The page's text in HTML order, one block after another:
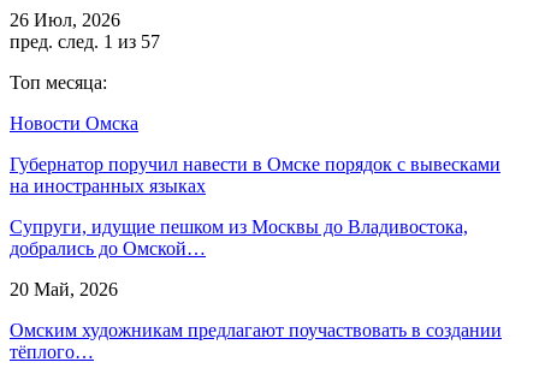
26 Июл, 2026
пред. след. 1 из 57
Топ месяца:
Новости Омска
Губернатор поручил навести в Омске порядок с вывесками
на иностранных языках
Супруги, идущие пешком из Москвы до Владивостока,
добрались до Омской…
20 Май, 2026
Омским художникам предлагают поучаствовать в создании
тёплого…